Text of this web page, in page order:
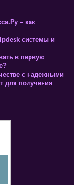
– как
системы и
в первую
с надежными
для получения